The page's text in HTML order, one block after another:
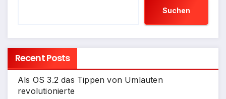
Suchen
Recent Posts
Als OS 3.2 das Tippen von Umlauten
revolutionierte